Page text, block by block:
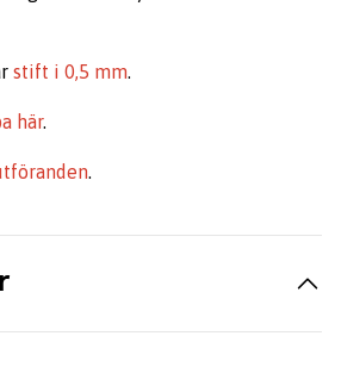
stift i 0,5 mm.
här.
.